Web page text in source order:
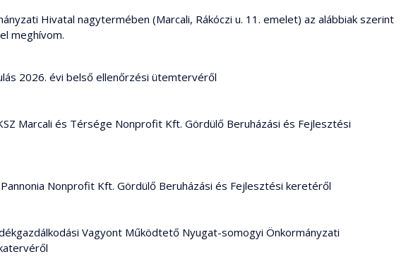
Hivatal nagytermében (Marcali, Rákóczi u. 11. emelet) az alábbiak szerint
meghívom.
2026. évi belső ellenőrzési ütemtervéről
Marcali és Térsége Nonprofit Kft. Gördülő Beruházási és Fejlesztési
Nonprofit Kft. Gördülő Beruházási és Fejlesztési keretéről
Vagyont Működtető Nyugat-somogyi Önkormányzati